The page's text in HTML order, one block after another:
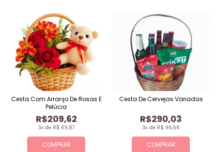
COMPRAR
3x de R$ 69,87
R$209,62
Cesta Com Arranjo De Rosas E
Pelúcia
COMPRAR
3x de R$ 96,68
R$290,03
Cesta De Cervejas Variadas